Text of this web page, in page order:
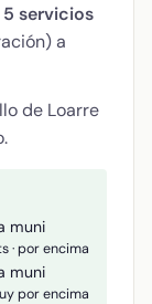
5 servicios
a
de Loarre
muni
· por encima
muni
por encima